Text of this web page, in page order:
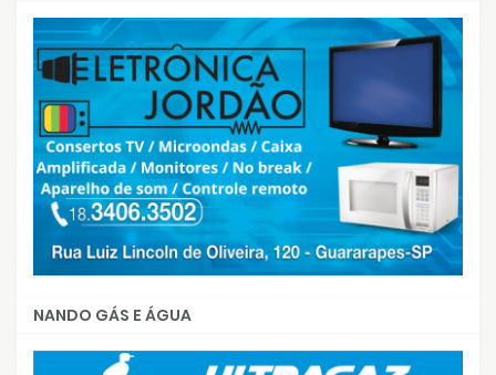
NANDO GÁS E ÁGUA